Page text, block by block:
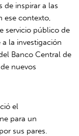
de inspirar a las
ese contexto,
servicio público de
la investigación
Banco Central de
nuevos
el
para un
sus pares.